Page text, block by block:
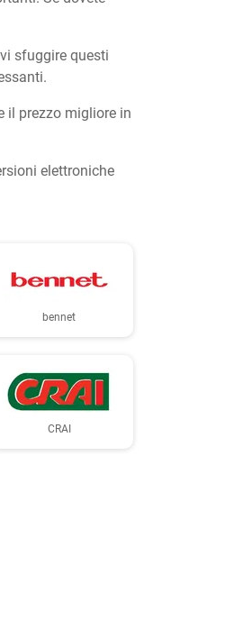
sfuggire questi
il prezzo migliore in
elettroniche
bennet
CRAI